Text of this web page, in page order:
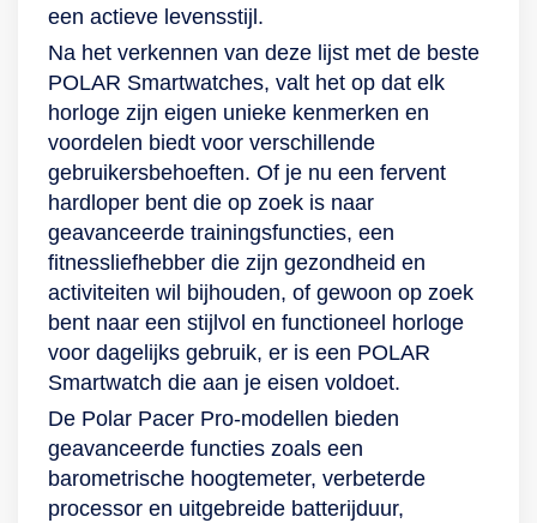
een actieve levensstijl.
Na het verkennen van deze lijst met de beste
POLAR Smartwatches, valt het op dat elk
horloge zijn eigen unieke kenmerken en
voordelen biedt voor verschillende
gebruikersbehoeften. Of je nu een fervent
hardloper bent die op zoek is naar
geavanceerde trainingsfuncties, een
fitnessliefhebber die zijn gezondheid en
activiteiten wil bijhouden, of gewoon op zoek
bent naar een stijlvol en functioneel horloge
voor dagelijks gebruik, er is een POLAR
Smartwatch die aan je eisen voldoet.
De Polar Pacer Pro-modellen bieden
geavanceerde functies zoals een
barometrische hoogtemeter, verbeterde
processor en uitgebreide batterijduur,